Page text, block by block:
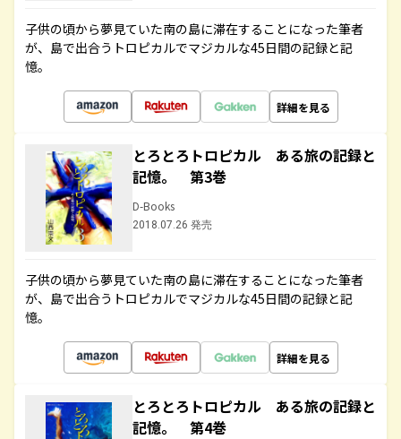
子供の頃から夢見ていた南の島に滞在することになった筆者
が、島で出合うトロピカルでマジカルな45日間の記録と記
憶。
詳細を見る
とろとろトロピカル ある旅の記録と
記憶。 第3巻
D-Books
2018.07.26 発売
子供の頃から夢見ていた南の島に滞在することになった筆者
が、島で出合うトロピカルでマジカルな45日間の記録と記
憶。
詳細を見る
とろとろトロピカル ある旅の記録と
記憶。 第4巻